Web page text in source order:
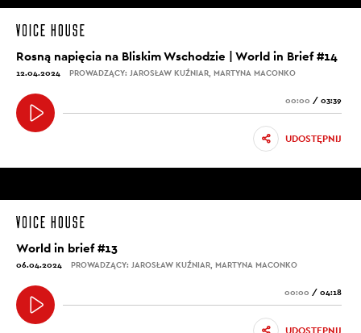
Rosną napięcia na Bliskim Wschodzie | World in Brief #14
12.04.2024 PROWADZĄCY: JAROSŁAW KUŹNIAR, MARTYNA MACONKO
00:00 / 03:39
UDOSTĘPNIJ
World in brief #13
06.04.2024 PROWADZĄCY: JAROSŁAW KUŹNIAR, MARTYNA MACONKO
00:00 / 04:18
UDOSTĘPNIJ